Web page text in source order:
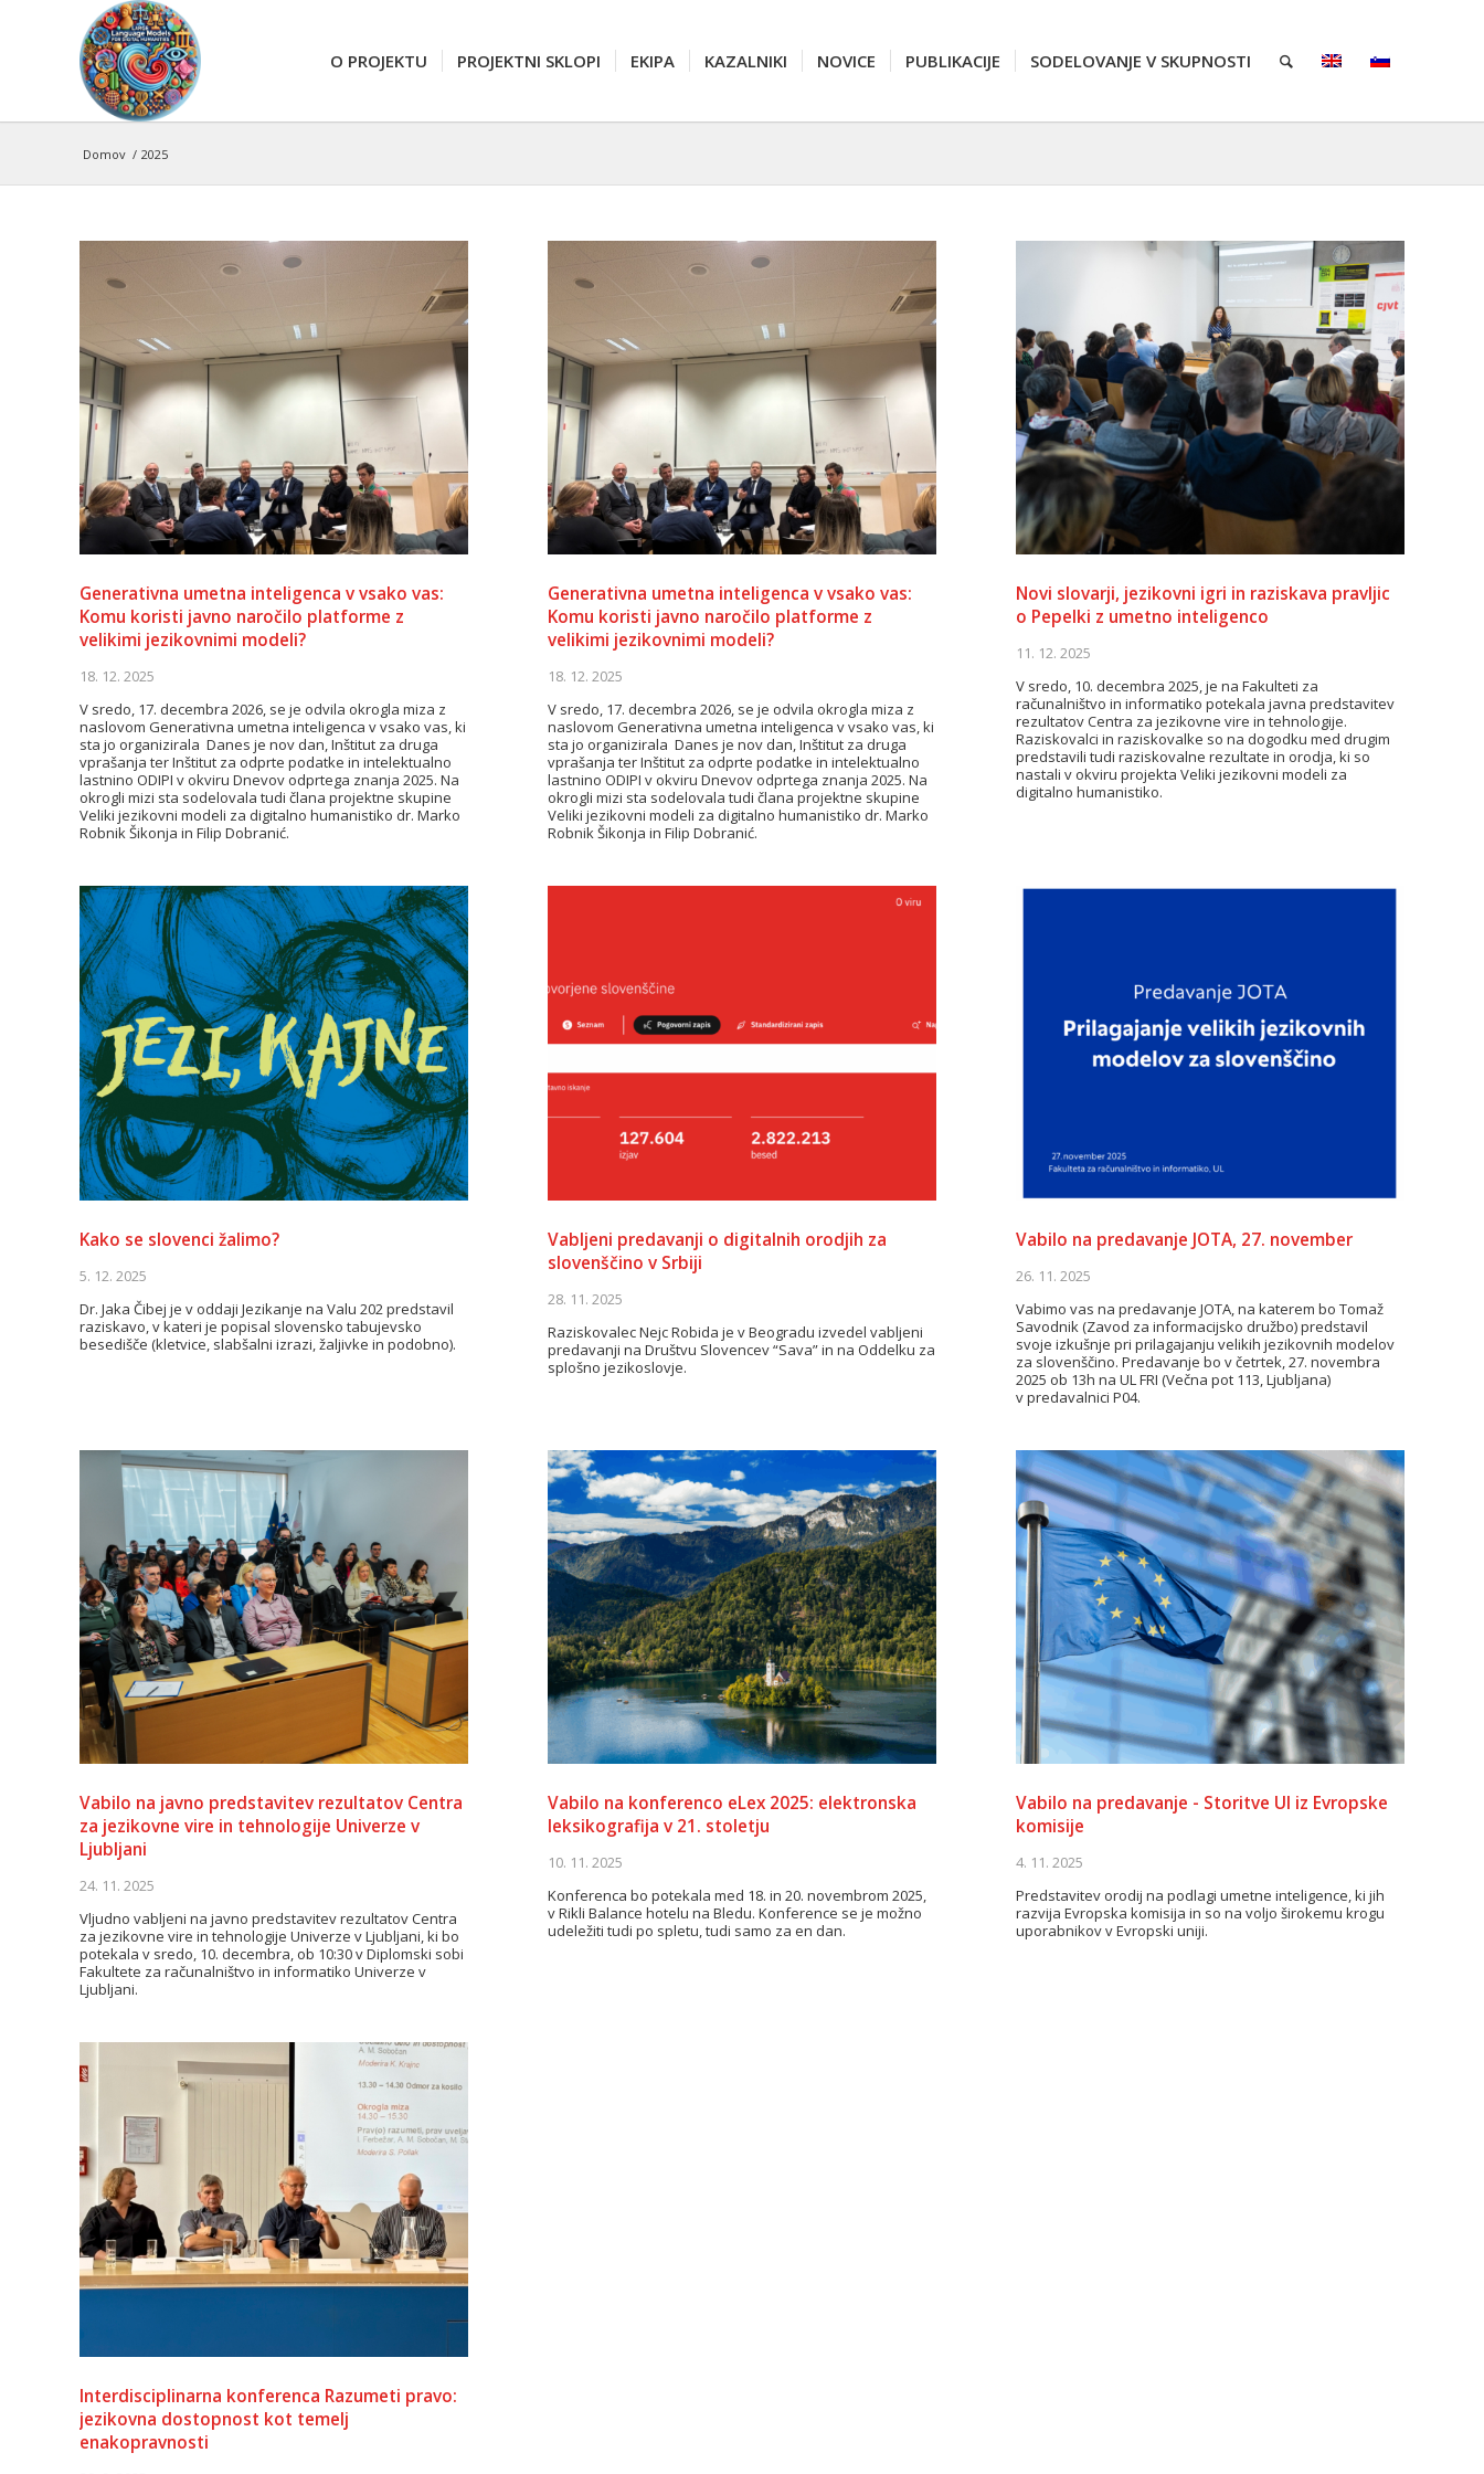
O PROJEKTU PROJEKTNI SKLOPI EKIPA KAZALNIKI NOVICE PUBLIKACIJE SODELOVANJE V SKUPNOSTI
Domov / 2025
Generativna umetna inteligenca v vsako vas:
Komu koristi javno naročilo platforme z
velikimi jezikovnimi modeli?
18. 12. 2025
V sredo, 17. decembra 2026, se je odvila okrogla miza z
naslovom Generativna umetna inteligenca v vsako vas, ki
sta jo organizirala Danes je nov dan, Inštitut za druga
vprašanja ter Inštitut za odprte podatke in intelektualno
lastnino ODIPI v okviru Dnevov odprtega znanja 2025. Na
okrogli mizi sta sodelovala tudi člana projektne skupine
Veliki jezikovni modeli za digitalno humanistiko dr. Marko
Robnik Šikonja in Filip Dobranić.
Generativna umetna inteligenca v vsako vas:
Komu koristi javno naročilo platforme z
velikimi jezikovnimi modeli?
18. 12. 2025
V sredo, 17. decembra 2026, se je odvila okrogla miza z
naslovom Generativna umetna inteligenca v vsako vas, ki
sta jo organizirala Danes je nov dan, Inštitut za druga
vprašanja ter Inštitut za odprte podatke in intelektualno
lastnino ODIPI v okviru Dnevov odprtega znanja 2025. Na
okrogli mizi sta sodelovala tudi člana projektne skupine
Veliki jezikovni modeli za digitalno humanistiko dr. Marko
Robnik Šikonja in Filip Dobranić.
Novi slovarji, jezikovni igri in raziskava pravljic
o Pepelki z umetno inteligenco
11. 12. 2025
V sredo, 10. decembra 2025, je na Fakulteti za
računalništvo in informatiko potekala javna predstavitev
rezultatov Centra za jezikovne vire in tehnologije.
Raziskovalci in raziskovalke so na dogodku med drugim
predstavili tudi raziskovalne rezultate in orodja, ki so
nastali v okviru projekta Veliki jezikovni modeli za
digitalno humanistiko.
Kako se slovenci žalimo?
5. 12. 2025
Dr. Jaka Čibej je v oddaji Jezikanje na Valu 202 predstavil
raziskavo, v kateri je popisal slovensko tabujevsko
besedišče (kletvice, slabšalni izrazi, žaljivke in podobno).
Vabljeni predavanji o digitalnih orodjih za
slovenščino v Srbiji
28. 11. 2025
Raziskovalec Nejc Robida je v Beogradu izvedel vabljeni
predavanji na Društvu Slovencev “Sava” in na Oddelku za
splošno jezikoslovje.
Vabilo na predavanje JOTA, 27. november
26. 11. 2025
Vabimo vas na predavanje JOTA, na katerem bo Tomaž
Savodnik (Zavod za informacijsko družbo) predstavil
svoje izkušnje pri prilagajanju velikih jezikovnih modelov
za slovenščino. Predavanje bo v četrtek, 27. novembra
2025 ob 13h na UL FRI (Večna pot 113, Ljubljana)
v predavalnici P04.
Vabilo na javno predstavitev rezultatov Centra
za jezikovne vire in tehnologije Univerze v
Ljubljani
24. 11. 2025
Vljudno vabljeni na javno predstavitev rezultatov Centra
za jezikovne vire in tehnologije Univerze v Ljubljani, ki bo
potekala v sredo, 10. decembra, ob 10:30 v Diplomski sobi
Fakultete za računalništvo in informatiko Univerze v
Ljubljani.
Vabilo na konferenco eLex 2025: elektronska
leksikografija v 21. stoletju
10. 11. 2025
Konferenca bo potekala med 18. in 20. novembrom 2025,
v Rikli Balance hotelu na Bledu. Konference se je možno
udeležiti tudi po spletu, tudi samo za en dan.
Vabilo na predavanje - Storitve UI iz Evropske
komisije
4. 11. 2025
Predstavitev orodij na podlagi umetne inteligence, ki jih
razvija Evropska komisija in so na voljo širokemu krogu
uporabnikov v Evropski uniji.
Interdisciplinarna konferenca Razumeti pravo:
jezikovna dostopnost kot temelj
enakopravnosti